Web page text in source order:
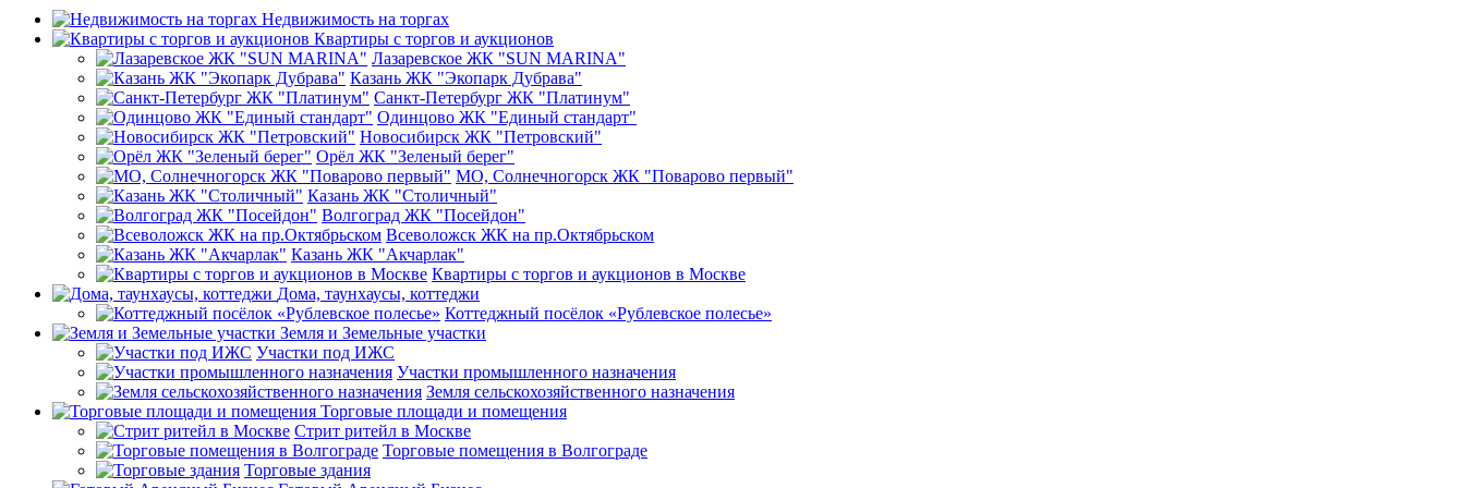
Недвижимость на торгах
Квартиры с торгов и аукционов
Лазаревское ЖК "SUN MARINA"
Казань ЖК "Экопарк Дубрава"
Санкт-Петербург ЖК "Платинум"
Одинцово ЖК "Единый стандарт"
Новосибирск ЖК "Петровский"
Орёл ЖК "Зеленый берег"
МО, Солнечногорск ЖК "Поварово первый"
Казань ЖК "Столичный"
Волгоград ЖК "Посейдон"
Всеволожск ЖК на пр.Октябрьском
Казань ЖК "Акчарлак"
Квартиры с торгов и аукционов в Москве
Дома, таунхаусы, коттеджи
Коттеджный посёлок «Рублевское полесье»
Земля и Земельные участки
Участки под ИЖС
Участки промышленного назначения
Земля сельскохозяйственного назначения
Торговые площади и помещения
Стрит ритейл в Москве
Торговые помещения в Волгограде
Торговые здания